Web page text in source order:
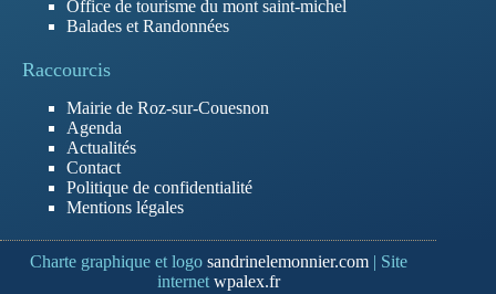
Office de tourisme du mont saint-michel
Balades et Randonnées
Raccourcis
Mairie de Roz-sur-Couesnon
Agenda
Actualités
Contact
Politique de confidentialité
Mentions légales
Charte graphique et logo sandrinelemonnier.com| Site
internet wpalex.fr